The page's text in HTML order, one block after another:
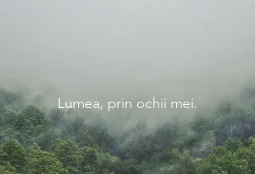
Lumea, prin ochii mei.